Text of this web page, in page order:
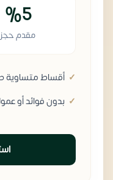
%5
مقدم حجز
أقساط متساوية
بدون فوائد أو